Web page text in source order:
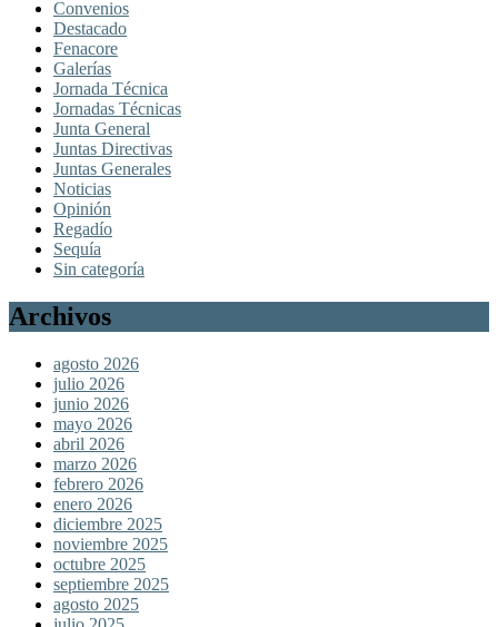
Convenios
Destacado
Fenacore
Galerías
Jornada Técnica
Jornadas Técnicas
Junta General
Juntas Directivas
Juntas Generales
Noticias
Opinión
Regadío
Sequía
Sin categoría
Archivos
agosto 2026
julio 2026
junio 2026
mayo 2026
abril 2026
marzo 2026
febrero 2026
enero 2026
diciembre 2025
noviembre 2025
octubre 2025
septiembre 2025
agosto 2025